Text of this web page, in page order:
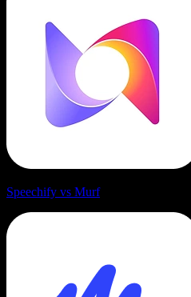
Speechify vs Murf